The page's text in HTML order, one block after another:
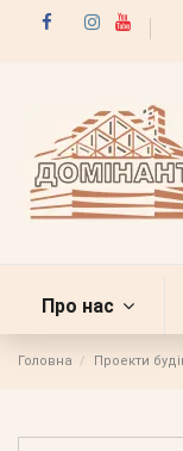
Про нас
Головна Проекти